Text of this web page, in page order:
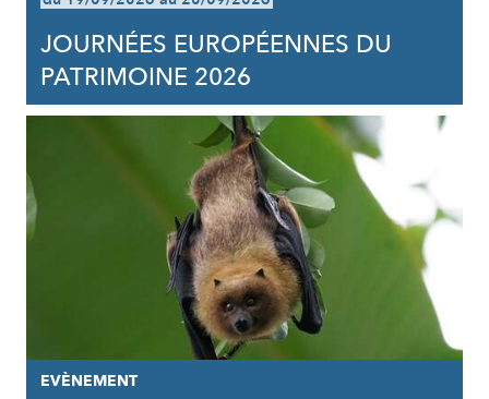
JOURNÉES EUROPÉENNES DU
PATRIMOINE 2026
EVÈNEMENT